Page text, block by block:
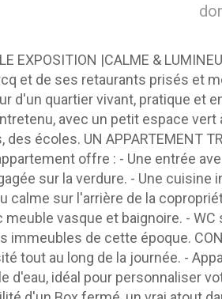
EXPOSITION |CALME &
et de ses retaurants prisés et
d'un quartier vivant, pratique et
avec un petit espace vert
écoles. UN APPARTEMENT
offre : - Une entrée
sur la verdure. - Une cuisine
calme sur l'arrière de la
vasque et baignoire. -
de cette époque.
tout au long de la journée. -
d'eau, idéal pour personnaliser